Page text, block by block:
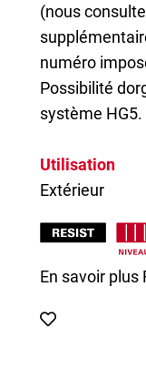
(nous
numéro
Possibilité
système HG5.
Utilisation
Extérieur
En savoir plus